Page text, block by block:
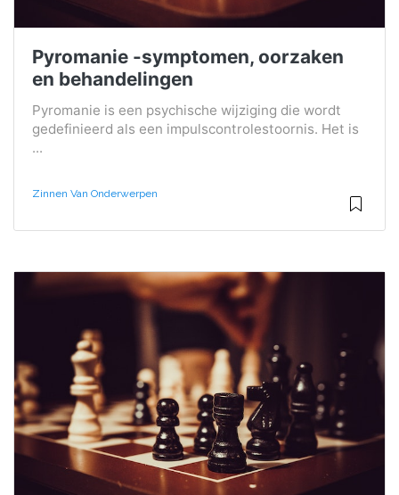
Pyromanie -symptomen, oorzaken
en behandelingen
Pyromanie is een psychische wijziging die wordt
gedefinieerd als een impulscontrolestoornis. Het is
...
Zinnen Van Onderwerpen